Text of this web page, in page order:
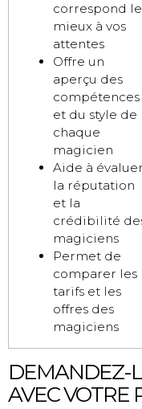
correspond le
mieux à vos
attentes
Offre un
aperçu des
compétences
et du style de
chaque
magicien
Aide à évaluer
la réputation
et la
crédibilité
magiciens
Permet de
comparer les
tarifs et les
offres des
magiciens
DEMANDEZ-
AVEC VOTRE